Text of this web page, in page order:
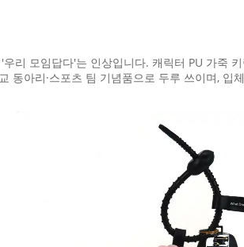
리 모임답다'는 인상입니다. 캐릭터 PU 가죽
동아리·스포츠 팀 기념품으로 두루 쓰이며,